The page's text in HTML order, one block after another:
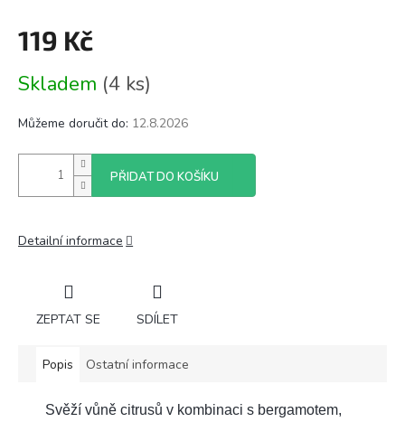
119 Kč
cena:
Skladem (4 ks)
Můžeme doručit do: 12.8.2026
PŘIDAT DO KOŠÍKU
Detailní informace
ZEPTAT SE SDÍLET
Popis Ostatní informace
Svěží vůně citrusů v kombinaci s bergamotem,